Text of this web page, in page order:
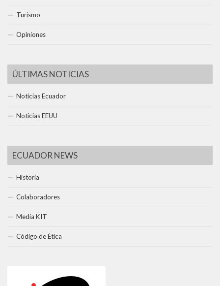
Turismo
Opiniones
ÚLTIMAS NOTICIAS
Noticias Ecuador
Noticias EEUU
ECUADOR NEWS
Historia
Colaboradores
Media KIT
Código de Ética